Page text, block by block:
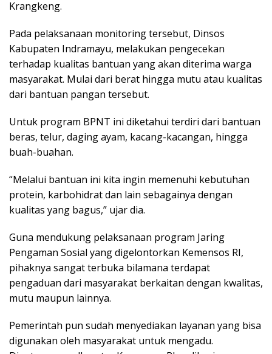
Krangkeng.
Pada pelaksanaan monitoring tersebut, Dinsos
Kabupaten Indramayu, melakukan pengecekan
terhadap kualitas bantuan yang akan diterima warga
masyarakat. Mulai dari berat hingga mutu atau kualitas
dari bantuan pangan tersebut.
Untuk program BPNT ini diketahui terdiri dari bantuan
beras, telur, daging ayam, kacang-kacangan, hingga
buah-buahan.
“Melalui bantuan ini kita ingin memenuhi kebutuhan
protein, karbohidrat dan lain sebagainya dengan
kualitas yang bagus,” ujar dia.
Guna mendukung pelaksanaan program Jaring
Pengaman Sosial yang digelontorkan Kemensos RI,
pihaknya sangat terbuka bilamana terdapat
pengaduan dari masyarakat berkaitan dengan kwalitas,
mutu maupun lainnya.
Pemerintah pun sudah menyediakan layanan yang bisa
digunakan oleh masyarakat untuk mengadu.